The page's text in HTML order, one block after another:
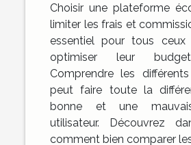
Choisir une plateforme
limiter les frais et
essentiel pour tous ceux
optimiser leur
Comprendre les
peut faire toute la
bonne et une
utilisateur. Découvrez
comment bien comparer